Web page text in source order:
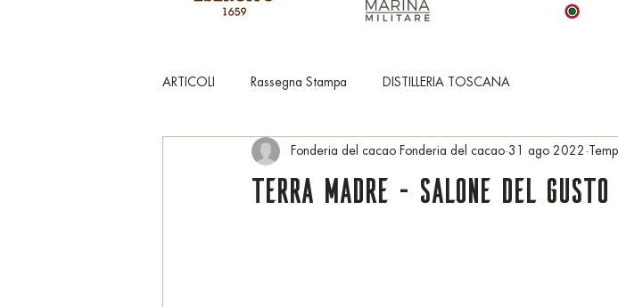
ARTICOLI Rassegna Stampa DISTILLERIA TOSCANA
TERRA MADRE - Salone del Gusto
Fonderia del cacao Fonderia del cacao 31 ago 2022